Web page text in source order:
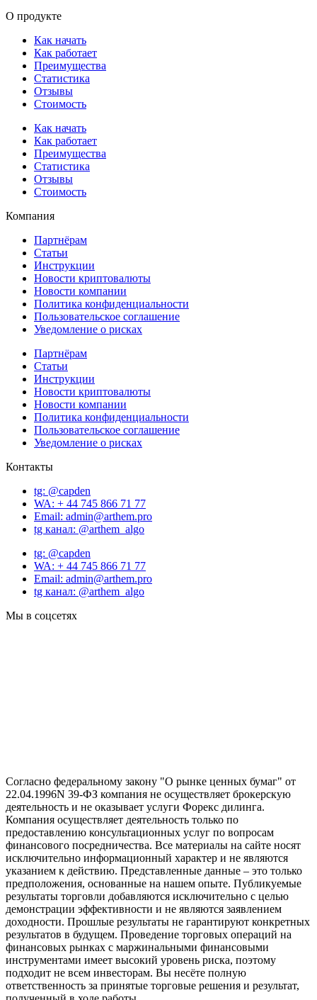
О продукте
Как начать
Как работает
Преимущества
Статистика
Отзывы
Стоимость
Как начать
Как работает
Преимущества
Статистика
Отзывы
Стоимость
Компания
Партнёрам
Статьи
Инструкции
Новости криптовалюты
Новости компании
Политика конфиденциальности
Пользовательское соглашение
Уведомление о рисках
Партнёрам
Статьи
Инструкции
Новости криптовалюты
Новости компании
Политика конфиденциальности
Пользовательское соглашение
Уведомление о рисках
Контакты
tg: @capden
WA: + 44 745 866 71 77
Email: admin@arthem.pro
tg канал: @arthem_algo
tg: @capden
WA: + 44 745 866 71 77
Email: admin@arthem.pro
tg канал: @arthem_algo
Мы в соцсетях
Согласно федеральному закону "О рынке ценных бумаг" от
22.04.1996N 39-ФЗ компания не осуществляет брокерскую
деятельность и не оказывает услуги Форекс дилинга.
Компания осуществляет деятельность только по
предоставлению консультационных услуг по вопросам
финансового посредничества. Все материалы на сайте носят
исключительно информационный характер и не являются
указанием к действию. Представленные данные – это только
предположения, основанные на нашем опыте. Публикуемые
результаты торговли добавляются исключительно с целью
демонстрации эффективности и не являются заявлением
доходности. Прошлые результаты не гарантируют конкретных
результатов в будущем. Проведение торговых операций на
финансовых рынках с маржинальными финансовыми
инструментами имеет высокий уровень риска, поэтому
подходит не всем инвесторам. Вы несёте полную
ответственность за принятые торговые решения и результат,